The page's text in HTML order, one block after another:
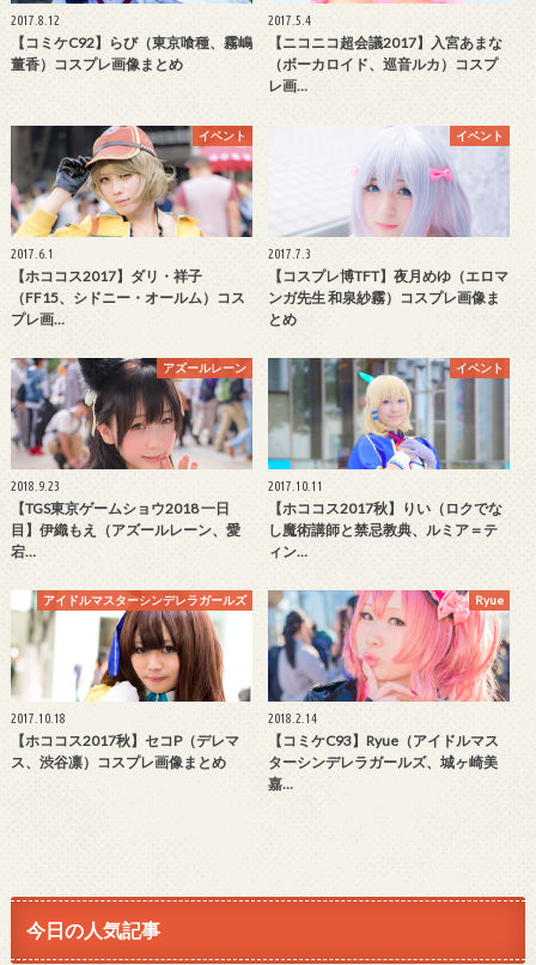
2017.8.12
【コミケC92】らび（東京喰種、霧嶋
董香）コスプレ画像まとめ
2017.5.4
【ニコニコ超会議2017】入宮あまな
（ボーカロイド、巡音ルカ）コスプ
レ画…
イベント
2017.6.1
【ホココス2017】ダリ・祥子
（FF15、シドニー・オールム）コス
プレ画…
イベント
2017.7.3
【コスプレ博TFT】夜月めゆ（エロマ
ンガ先生 和泉紗霧）コスプレ画像ま
とめ
アズールレーン
2018.9.23
【TGS東京ゲームショウ2018 一日
目】伊織もえ（アズールレーン、愛
宕…
イベント
2017.10.11
【ホココス2017秋】りい（ロクでな
し魔術講師と禁忌教典、ルミア＝テ
ィン…
アイドルマスターシンデレラガールズ
2017.10.18
【ホココス2017秋】セコP（デレマ
ス、渋谷凛）コスプレ画像まとめ
Ryue
2018.2.14
【コミケC93】Ryue（アイドルマス
ターシンデレラガールズ、城ヶ崎美
嘉…
今日の人気記事